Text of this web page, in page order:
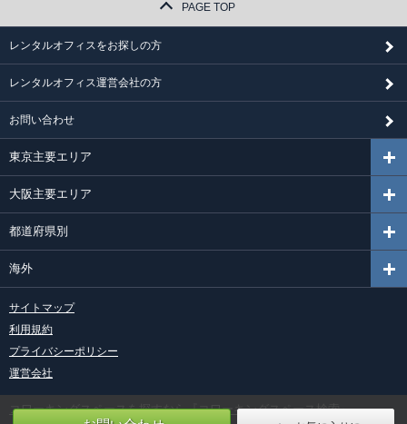
PAGE TOP
レンタルオフィスをお探しの方
レンタルオフィス運営会社の方
お問い合わせ
東京主要エリア
大阪主要エリア
都道府県別
海外
サイトマップ
利用規約
プライバシーポリシー
運営会社
コワーキングスペースを探すなら『コワーキングスペース検索』